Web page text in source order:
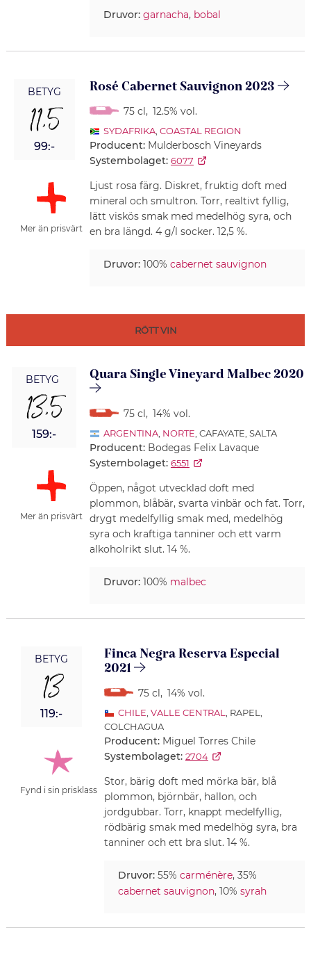
Druvor: garnacha, bobal
BETYG
11,5
99:-
Mer än prisvärt
Rosé Cabernet Sauvignon 2023
75 cl, 12.5% vol.
SYDAFRIKA, COASTAL REGION
Producent: Mulderbosch Vineyards
Systembolaget: 6077
Ljust rosa färg. Diskret, fruktig doft med
mineral och smultron. Torr, realtivt fyllig,
lätt viskös smak med medelhög syra, och
en bra längd. 4 g/l socker. 12,5 %.
Druvor:100% cabernet sauvignon
RÖTT VIN
BETYG
13,5
159:-
Mer än prisvärt
Quara Single Vineyard Malbec 2020
75 cl, 14% vol.
ARGENTINA, NORTE , CAFAYATE, SALTA
Producent: Bodegas Felix Lavaque
Systembolaget: 6551
Öppen, något utvecklad doft med
plommon, blåbär, svarta vinbär och fat. Torr,
drygt medelfyllig smak med, medelhög
syra och kraftiga tanniner och ett varm
alkoholrikt slut. 14 %.
Druvor:100% malbec
BETYG
13
119:-
Fynd i sin prisklass
Finca Negra Reserva Especial
2021
75 cl, 14% vol.
CHILE VALLE CENTRAL
, RAPEL,
COLCHAGUA
Producent: Miguel Torres Chile
Systembolaget: 2704
Stor, bärig doft med mörka bär, blå
plommon, björnbär, hallon, och
jordgubbar. Torr, knappt medelfyllig,
rödbärig smak med medelhög syra, bra
tanniner och ett bra slut. 14 %.
Druvor:55% carménère, 35%
cabernet sauvignon, 10% syrah